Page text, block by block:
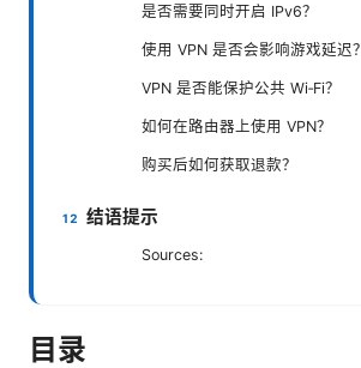
是否需要同时开启 IPv6？
使用 VPN 是否会影响游戏延迟？
VPN 是否能保护公共 Wi‑Fi？
如何在路由器上使用 VPN？
购买后如何获取退款？
结语提示
Sources:
目录